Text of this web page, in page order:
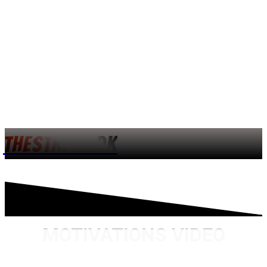
THESTREET.DK
MOTIVATIONS VIDEO